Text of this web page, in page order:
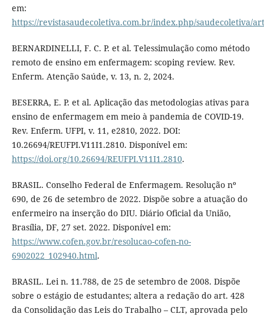
em:
https://revistasaudecoletiva.com.br/index.php/saudecoletiva/
BERNARDINELLI, F. C. P. et al. Telessimulação como método
remoto de ensino em enfermagem: scoping review. Rev.
Enferm. Atenção Saúde, v. 13, n. 2, 2024.
BESERRA, E. P. et al. Aplicação das metodologias ativas para
ensino de enfermagem em meio à pandemia de COVID-19.
Rev. Enferm. UFPI, v. 11, e2810, 2022. DOI:
10.26694/REUFPI.V11I1.2810. Disponível em:
https://doi.org/10.26694/REUFPI.V11I1.2810.
BRASIL. Conselho Federal de Enfermagem. Resolução nº
690, de 26 de setembro de 2022. Dispõe sobre a atuação do
enfermeiro na inserção do DIU. Diário Oficial da União,
Brasília, DF, 27 set. 2022. Disponível em:
https://www.cofen.gov.br/resolucao-cofen-no-
6902022_102940.html.
BRASIL. Lei n. 11.788, de 25 de setembro de 2008. Dispõe
sobre o estágio de estudantes; altera a redação do art. 428
da Consolidação das Leis do Trabalho – CLT, aprovada pelo